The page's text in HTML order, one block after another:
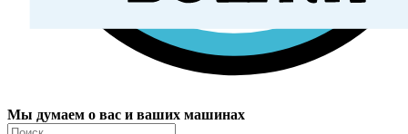
Мы думаем о вас и ваших машинах